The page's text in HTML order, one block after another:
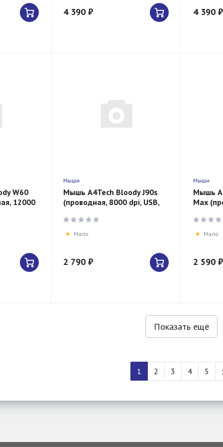
4 390 ₽ 4 390 ₽
W60
12000
Мыши
Мышь A4Tech Bloody J90s
(проводная, 8000 dpi, USB,
Мало
2 790 ₽
Мыши
Мышь
Max
Мало
2 590 ₽
Показать ещё
1 2 3 4 5